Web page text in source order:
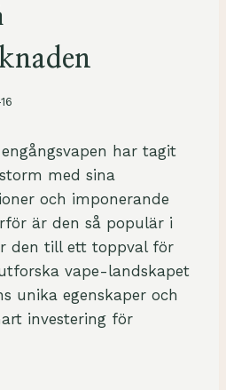
engångsvapen har tagit
med sina
och imponerande
är den så populär i
den till ett toppval för
vape-landskapet
unika egenskaper och
investering för